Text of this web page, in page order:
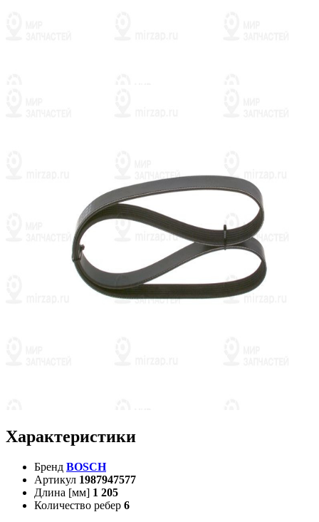
Характеристики
Бренд BOSCH
Артикул 1987947577
Длина [мм] 1 205
Количество ребер 6